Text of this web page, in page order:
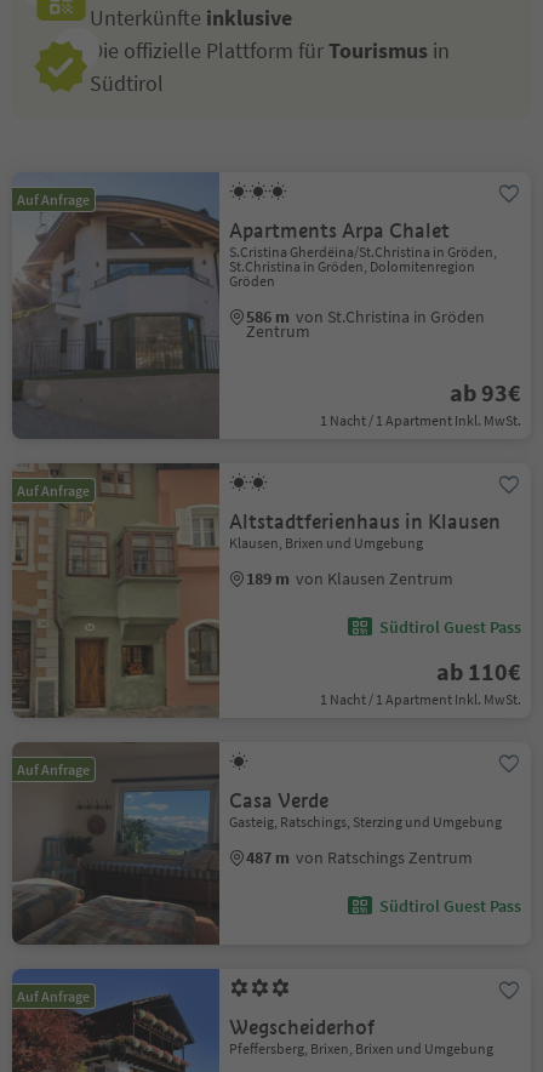
Unterkünfte inklusive
Die offizielle Plattform fürTourismus in
Südtirol
Auf Anfrage
Apartments Arpa Chalet
S.Cristina Gherdëina/St.Christina in Gröden,
St.Christina in Gröden, Dolomitenregion
Gröden
586 m von St.Christina in Gröden
Zentrum
ab 93€
1 Nacht / 1 Apartment Inkl. MwSt.
Auf Anfrage
Altstadtferienhaus in Klausen
Klausen, Brixen und Umgebung
189 m von Klausen Zentrum
Südtirol Guest Pass
ab 110€
1 Nacht / 1 Apartment Inkl. MwSt.
Auf Anfrage
Casa Verde
Gasteig, Ratschings, Sterzing und Umgebung
487 m von Ratschings Zentrum
Südtirol Guest Pass
Auf Anfrage
Wegscheiderhof
Pfeffersberg, Brixen, Brixen und Umgebung